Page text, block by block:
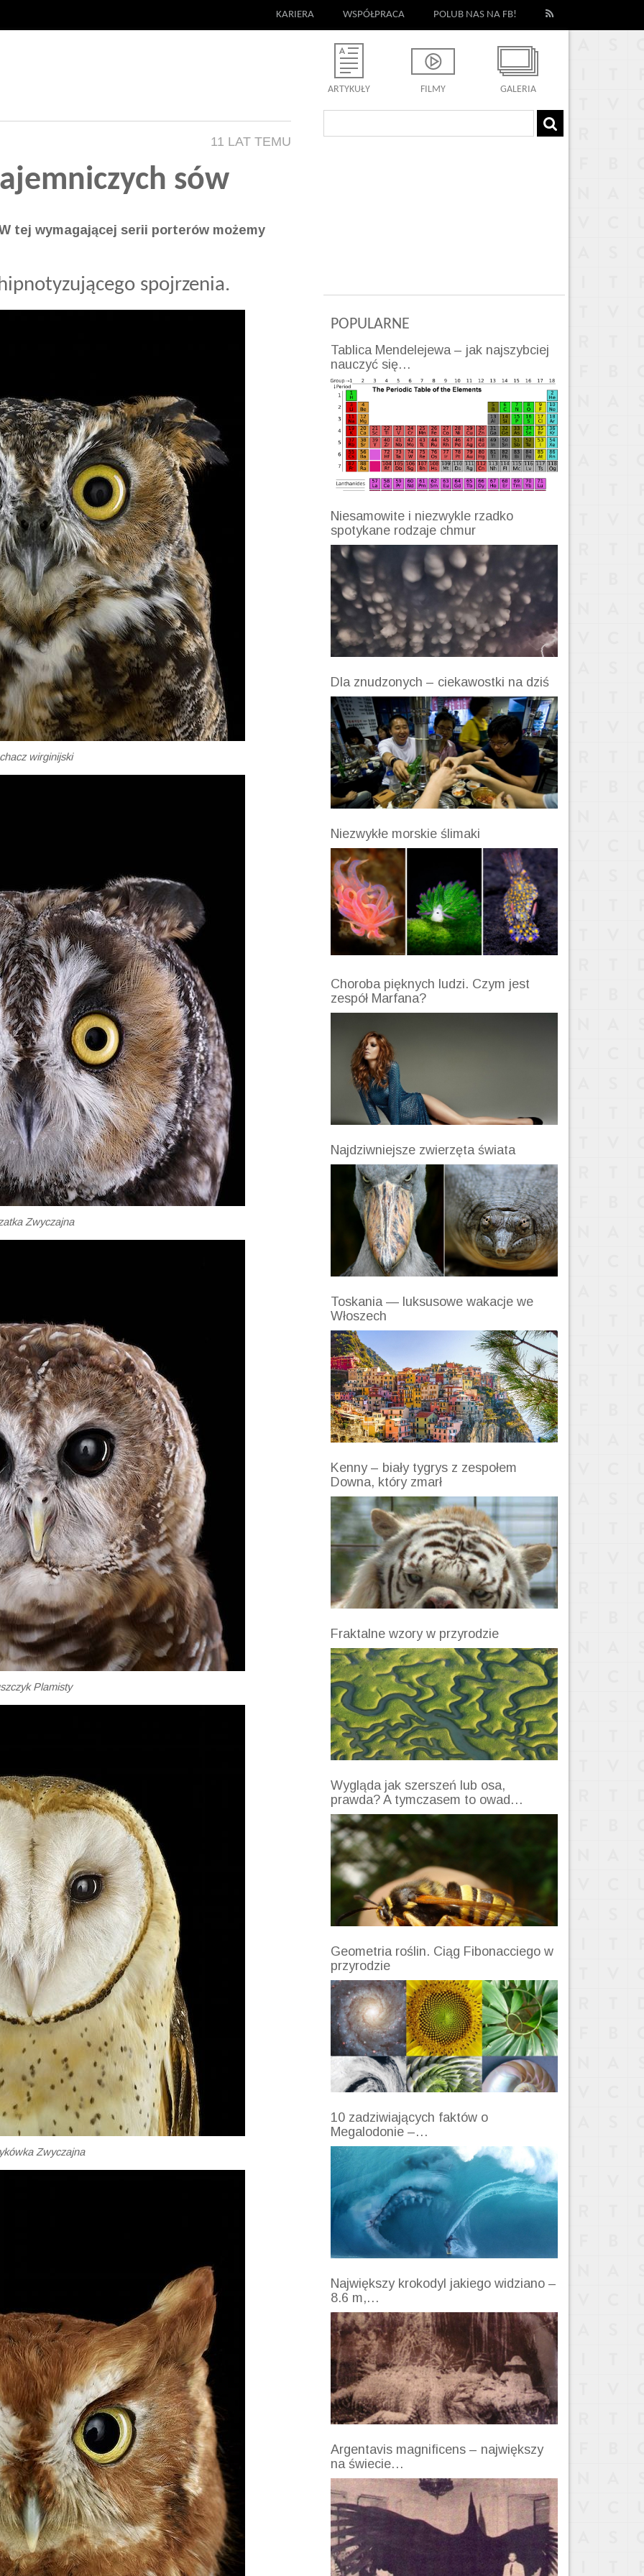
KARIERA WSPÓŁPRACA POLUB NAS NA FB!
ARTYKUŁY FILMY GALERIA
11 LAT TEMU
sów
tej wymagającej serii porterów możemy
spojrzenia.
wirginijski
Zwyczajna
Plamisty
Zwyczajna
POPULARNE
Tablica Mendelejewa – jak najszybciej
nauczyć się…
Niesamowite i niezwykle rzadko
spotykane rodzaje chmur
Dla znudzonych – ciekawostki na dziś
Niezwykłe morskie ślimaki
Choroba pięknych ludzi. Czym jest
zespół Marfana?
Najdziwniejsze zwierzęta świata
Toskania — luksusowe wakacje we
Włoszech
Kenny – biały tygrys z zespołem
Downa, który zmarł
Fraktalne wzory w przyrodzie
Wygląda jak szerszeń lub osa,
prawda? A tymczasem to owad…
Geometria roślin. Ciąg Fibonacciego w
przyrodzie
10 zadziwiających faktów o
Megalodonie –…
Największy krokodyl jakiego widziano –
8.6 m,…
Argentavis magnificens – największy
na świecie…